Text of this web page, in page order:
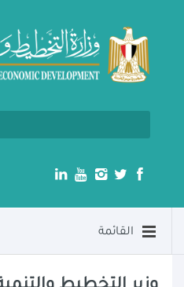
القائمة